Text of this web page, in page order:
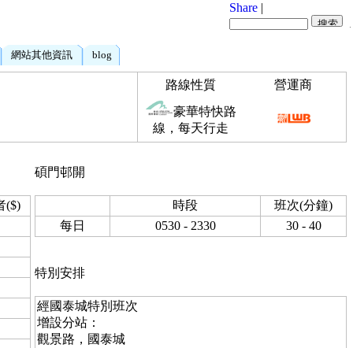
Share |
網站其他資訊 blog
路線性質
營運商
豪華特快路
線，每天行走
($)
碩門邨開
時段
班次(分鐘)
每日
0530 - 2330 30 - 40
特別安排
經國泰城特別班次
增設分站：
觀景路，國泰城